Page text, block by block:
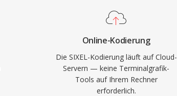
Online-Kodierung
Die SIXEL-Kodierung läuft auf Cloud-
Servern — keine Terminalgrafik-
Tools auf Ihrem Rechner
erforderlich.